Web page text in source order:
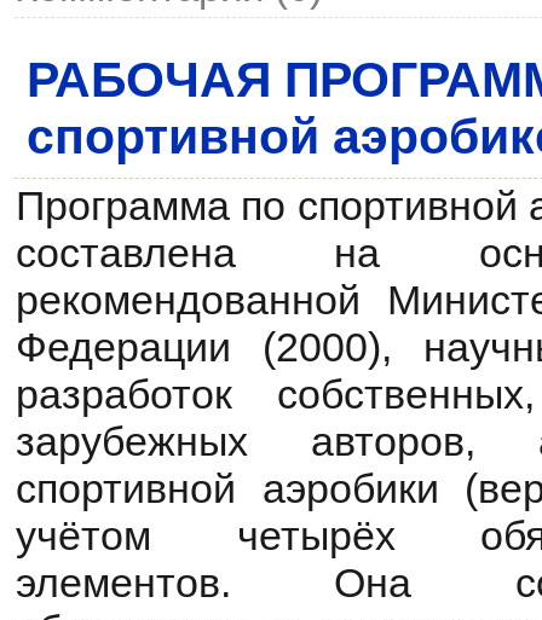
РАБОЧАЯ
спортивной
Программа по
составлена на
рекомендованной
Федерации (2000),
разработок
зарубежных
спортивной аэробики
учётом четырёх
элементов. Она